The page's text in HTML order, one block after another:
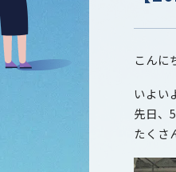
こんに
いよい
先日、
たくさ